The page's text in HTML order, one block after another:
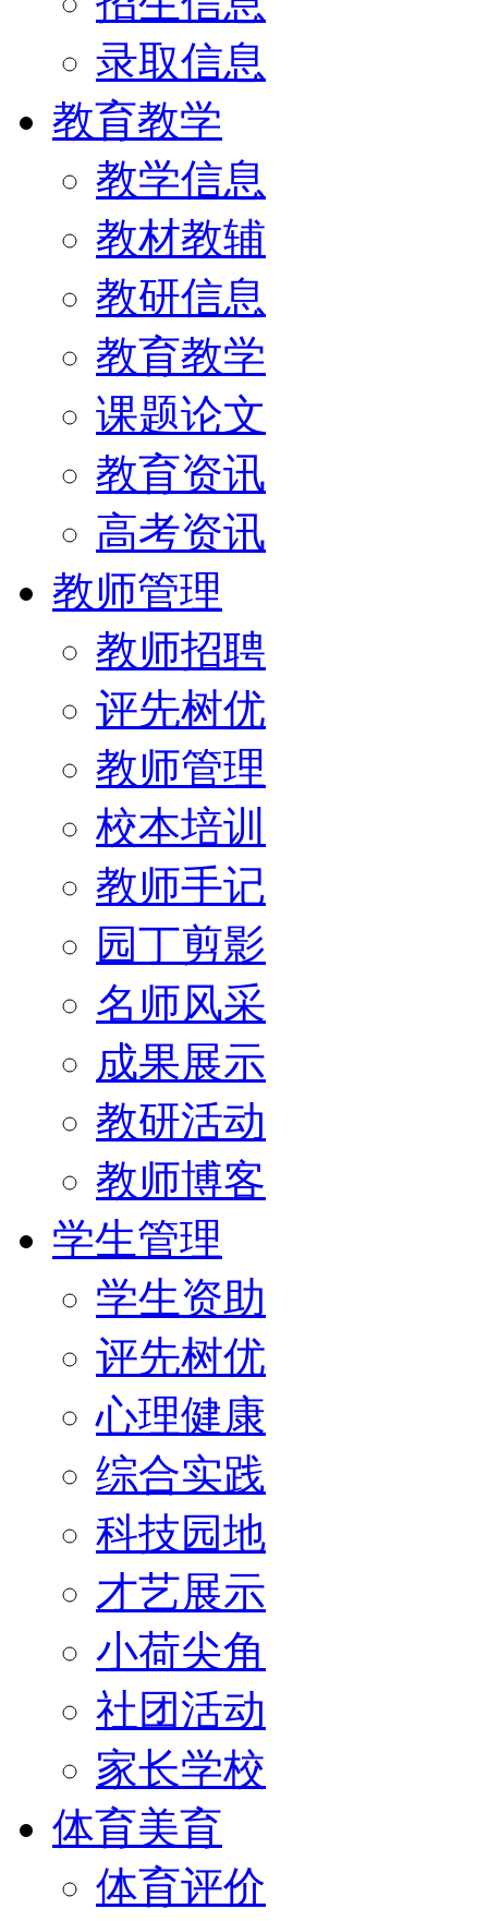
录取信息
教育教学
教学信息
教材教辅
教研信息
教育教学
课题论文
教育资讯
高考资讯
教师管理
教师招聘
评先树优
教师管理
校本培训
教师手记
园丁剪影
名师风采
成果展示
教研活动
教师博客
学生管理
学生资助
评先树优
心理健康
综合实践
科技园地
才艺展示
小荷尖角
社团活动
家长学校
体育美育
体育评价